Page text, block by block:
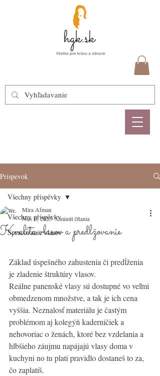
Príspevok
Všechny příspěvky
Spracovanie vlasov
Všechny příspěvky
Kvalita vlasov a predlžovanie
Mira Afman
Nov 6, 20253 minút čítania
Základ úspešného zahustenia či predĺženia
je zladenie štruktúry vlasov.
Reálne panenské vlasy sú dostupné vo veľmi
obmedzenom množstve, a tak je ich cena
vyššia. Neznalosť materiálu je častým
problémom aj kolegýň kaderníčiek a
nehovoriac o ženách, ktoré bez vzdelania a
hlbšieho záujmu napájajú vlasy doma v
kuchyni no tu platí pravidlo dostaneš to za,
čo zaplatíš.